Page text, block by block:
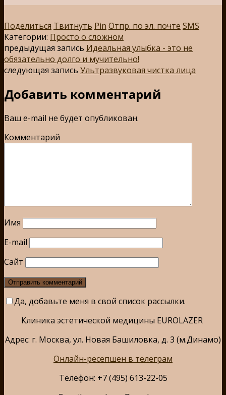
Поделиться Твитнуть Pin Отпр. по эл. почте SMS
Категории: Просто о сложном
предыдущая запись Идеальная улыбка - это не
обязательно долго и мучительно!
следующая запись Ультразвуковая чистка лица
Добавить комментарий
Ваш e-mail не будет опубликован.
Комментарий
Имя
E-mail
Сайт
Да, добавьте меня в свой список рассылки.
Клиника эстетической медицины EUROLAZER
Адрес: г. Москва, ул. Новая Башиловка, д. 3 (м.Динамо)
Онлайн-ресепшен в телеграм
Телефон: +7 (495) 613-22-05